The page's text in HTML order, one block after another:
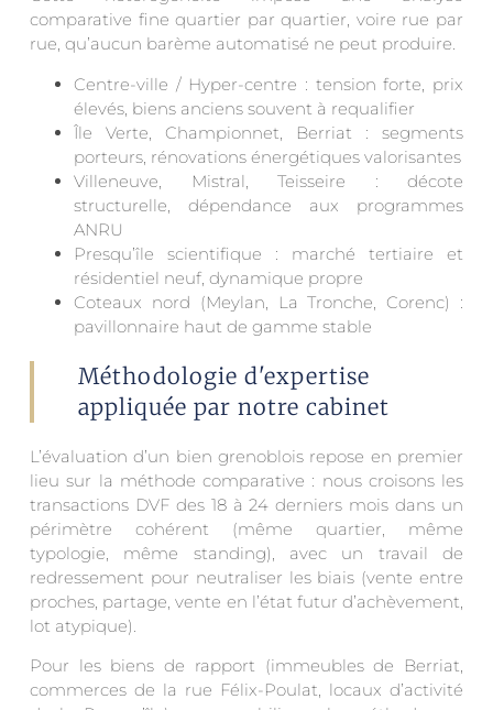
comparative fine quartier par quartier, voire rue par
rue, qu’aucun barème automatisé ne peut produire.
Centre-ville / Hyper-centre : tension forte, prix
élevés, biens anciens souvent à requalifier
Île Verte, Championnet, Berriat : segments
porteurs, rénovations énergétiques valorisantes
Villeneuve, Mistral, Teisseire : décote
structurelle, dépendance aux programmes
ANRU
Presqu’île scientifique : marché tertiaire et
résidentiel neuf, dynamique propre
Coteaux nord (Meylan, La Tronche, Corenc) :
pavillonnaire haut de gamme stable
Méthodologie d'expertise
appliquée par notre cabinet
L’évaluation d’un bien grenoblois repose en premier
lieu sur la méthode comparative : nous croisons les
transactions DVF des 18 à 24 derniers mois dans un
périmètre cohérent (même quartier, même
typologie, même standing), avec un travail de
redressement pour neutraliser les biais (vente entre
proches, partage, vente en l’état futur d’achèvement,
lot atypique).
Pour les biens de rapport (immeubles de Berriat,
commerces de la rue Félix-Poulat, locaux d’activité